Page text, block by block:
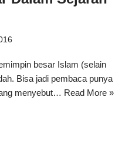
besar Islam (selain
Bisa jadi pembaca punya
menyebut… Read More »